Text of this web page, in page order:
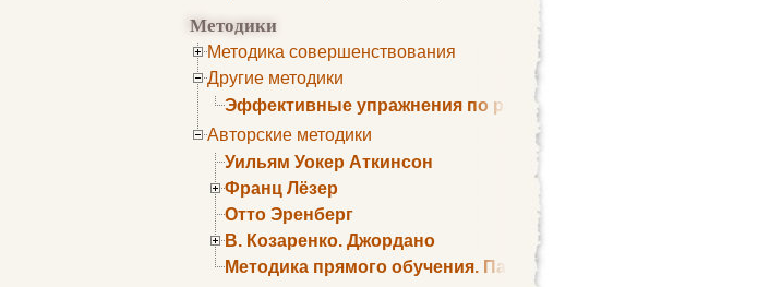
Методики
Методика совершенствования
Другие методики
Эффективные упражнения по развитию памяти
Авторские методики
Уильям Уокер Аткинсон
Франц Лёзер
Отто Эренберг
В. Козаренко. Джордано
Методика прямого обучения. Пауль Шелли